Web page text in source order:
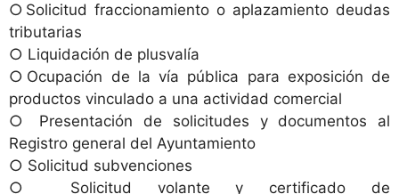
○Solicitud fraccionamiento o aplazamiento deudas
tributarias
○ Liquidación de plusvalía
○Ocupación de la vía pública para exposición de
productos vinculado a una actividad comercial
○ Presentación de solicitudes y documentos al
Registro general del Ayuntamiento
○ Solicitud subvenciones
○ Solicitud volante y certificado de